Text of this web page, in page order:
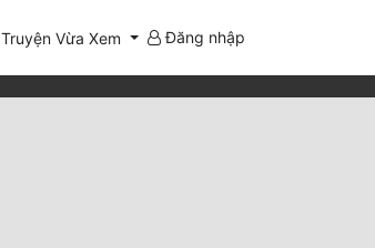
Truyện Vừa Xem Đăng nhập